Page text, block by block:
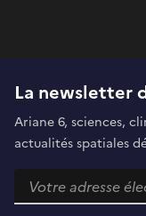
La newsletter
Ariane 6, sciences,
actualités spatiales